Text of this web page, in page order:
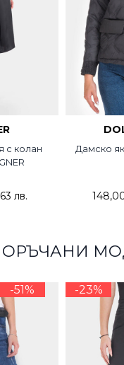
с колан
лв.
Дамско
-51% -23%